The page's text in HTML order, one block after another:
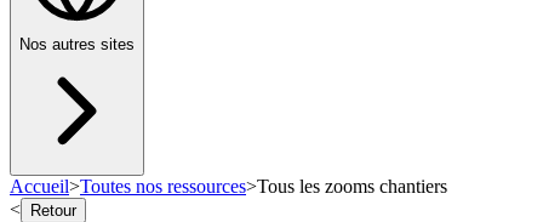
Nos autres sites
Accueil>Toutes nos ressources>Tous les zooms chantiers
<
Retour